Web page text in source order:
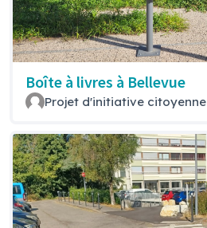
Boîte à livres à Bellevue
Projet d'initiative citoyenne